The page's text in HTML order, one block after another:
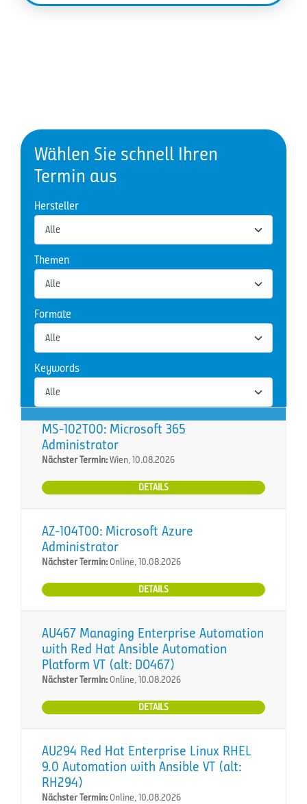
Wählen Sie schnell Ihren
Termin aus
Hersteller
Themen
Formate
Keywords
MS-102T00: Microsoft 365
Administrator
Nächster Termin:Wien, 10.08.2026
DETAILS
AZ-104T00: Microsoft Azure
Administrator
Nächster Termin:Online, 10.08.2026
DETAILS
AU467 Managing Enterprise Automation
with Red Hat Ansible Automation
Platform VT (alt: DO467)
Nächster Termin:Online, 10.08.2026
DETAILS
AU294 Red Hat Enterprise Linux RHEL
9.0 Automation with Ansible VT (alt:
RH294)
Nächster Termin:Online, 10.08.2026